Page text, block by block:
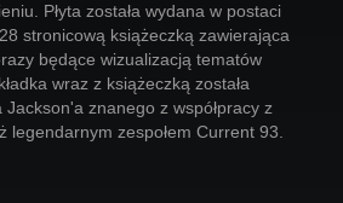
Płyta została wydana w postaci
stronicową książeczką zawierająca
będące wizualizacją tematów
wraz z książeczką została
znanego z współpracy z
legendarnym zespołem Current 93.